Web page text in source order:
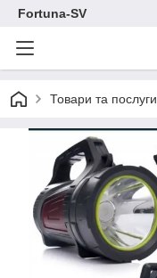
Fortuna-SV
Товари та послуги